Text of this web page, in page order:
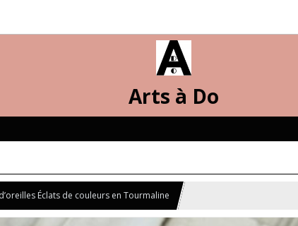
Arts à Do
Éclats de couleurs en Tourmaline